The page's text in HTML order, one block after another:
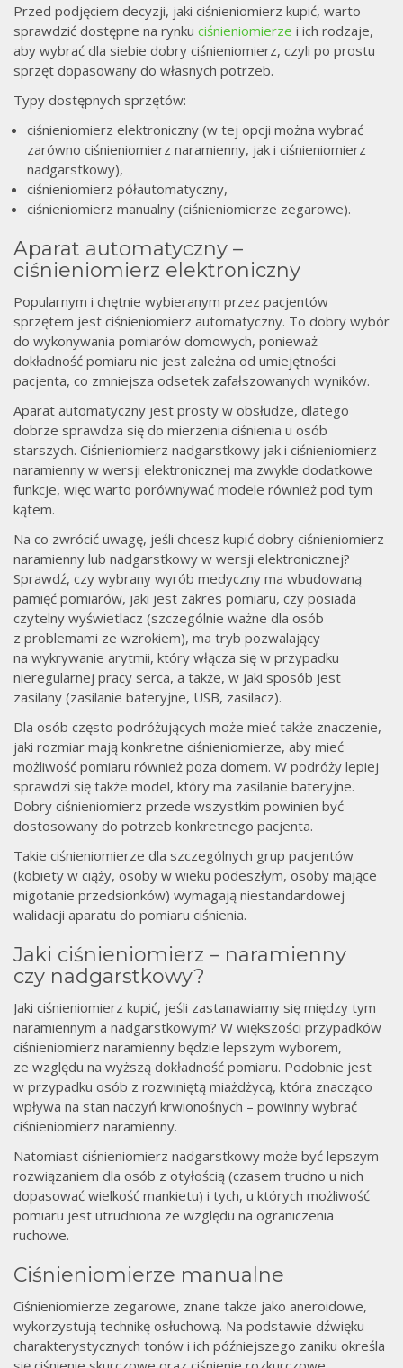
Przed podjęciem decyzji, jaki ciśnieniomierz kupić, warto
sprawdzić dostępne na rynku ciśnieniomierze i ich rodzaje,
aby wybrać dla siebie dobry ciśnieniomierz, czyli po prostu
sprzęt dopasowany do własnych potrzeb.
Typy dostępnych sprzętów:
ciśnieniomierz elektroniczny (w tej opcji można wybrać
zarówno ciśnieniomierz naramienny, jak i ciśnieniomierz
nadgarstkowy),
ciśnieniomierz półautomatyczny,
ciśnieniomierz manualny (ciśnieniomierze zegarowe).
Aparat automatyczny –
ciśnieniomierz elektroniczny
Popularnym i chętnie wybieranym przez pacjentów
sprzętem jest ciśnieniomierz automatyczny. To dobry wybór
do wykonywania pomiarów domowych, ponieważ
dokładność pomiaru nie jest zależna od umiejętności
pacjenta, co zmniejsza odsetek zafałszowanych wyników.
Aparat automatyczny jest prosty w obsłudze, dlatego
dobrze sprawdza się do mierzenia ciśnienia u osób
starszych. Ciśnieniomierz nadgarstkowy jak i ciśnieniomierz
naramienny w wersji elektronicznej ma zwykle dodatkowe
funkcje, więc warto porównywać modele również pod tym
kątem.
Na co zwrócić uwagę, jeśli chcesz kupić dobry ciśnieniomierz
naramienny lub nadgarstkowy w wersji elektronicznej?
Sprawdź, czy wybrany wyrób medyczny ma wbudowaną
pamięć pomiarów, jaki jest zakres pomiaru, czy posiada
czytelny wyświetlacz (szczególnie ważne dla osób
z problemami ze wzrokiem), ma tryb pozwalający
na wykrywanie arytmii, który włącza się w przypadku
nieregularnej pracy serca, a także, w jaki sposób jest
zasilany (zasilanie bateryjne, USB, zasilacz).
Dla osób często podróżujących może mieć także znaczenie,
jaki rozmiar mają konkretne ciśnieniomierze, aby mieć
możliwość pomiaru również poza domem. W podróży lepiej
sprawdzi się także model, który ma zasilanie bateryjne.
Dobry ciśnieniomierz przede wszystkim powinien być
dostosowany do potrzeb konkretnego pacjenta.
Takie ciśnieniomierze dla szczególnych grup pacjentów
(kobiety w ciąży, osoby w wieku podeszłym, osoby mające
migotanie przedsionków) wymagają niestandardowej
walidacji aparatu do pomiaru ciśnienia.
Jaki ciśnieniomierz – naramienny
czy nadgarstkowy?
Jaki ciśnieniomierz kupić, jeśli zastanawiamy się między tym
naramiennym a nadgarstkowym? W większości przypadków
ciśnieniomierz naramienny będzie lepszym wyborem,
ze względu na wyższą dokładność pomiaru. Podobnie jest
w przypadku osób z rozwiniętą miażdżycą, która znacząco
wpływa na stan naczyń krwionośnych – powinny wybrać
ciśnieniomierz naramienny.
Natomiast ciśnieniomierz nadgarstkowy może być lepszym
rozwiązaniem dla osób z otyłością (czasem trudno u nich
dopasować wielkość mankietu) i tych, u których możliwość
pomiaru jest utrudniona ze względu na ograniczenia
ruchowe.
Ciśnieniomierze manualne
Ciśnieniomierze zegarowe, znane także jako aneroidowe,
wykorzystują technikę osłuchową. Na podstawie dźwięku
charakterystycznych tonów i ich późniejszego zaniku określa